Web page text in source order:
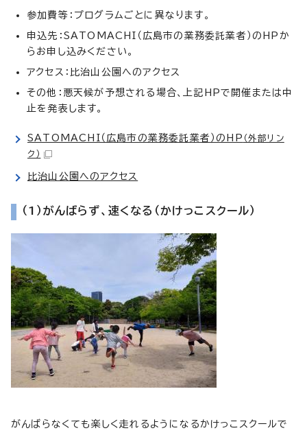
参加費等：プログラムごとに異なります。
申込先：SATOMACHI（広島市の業務委託業者）のHPか
らお申し込みください。
アクセス：比治山公園へのアクセス
その他：悪天候が予想される場合、上記HPで開催または中
止を発表します。
SATOMACHI（広島市の業務委託業者）のHP （外部リン
ク）
比治山公園へのアクセス
（1）がんばらず、速くなる（かけっこスクール）
がんばらなくても楽しく走れるようになるかけっこスクールで